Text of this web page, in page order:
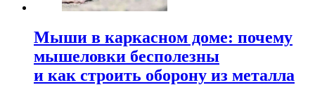
Мыши в каркасном доме: почему
мышеловки бесполезны
и как строить оборону из металла